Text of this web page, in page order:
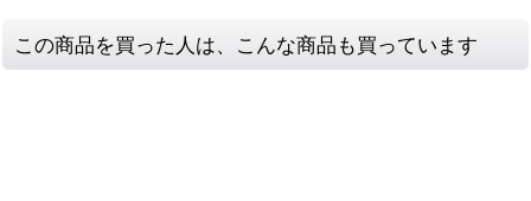
この商品を買った人は、こんな商品も買っています